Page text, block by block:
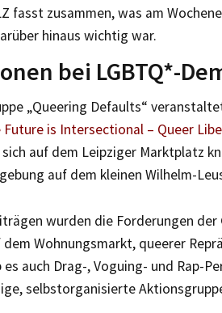
fasst zusammen, was am
hinaus wichtig war.
bei LGBTQ*-
„Queering Defaults“
Future is Intersectional – Queer
auf dem Leipziger Marktplatz
auf dem kleinen Wilhelm-
wurden die Forderungen
dem Wohnungsmarkt, queerer
auch Drag-, Voguing- und Rap-
selbstorganisierte